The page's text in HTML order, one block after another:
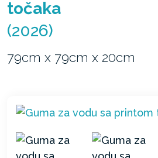
točaka
(2026)
79cm x 79cm x 20cm